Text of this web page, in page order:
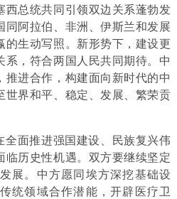
西总统共同引领双边关系蓬勃发
同阿拉伯、非洲、伊斯兰和发展
的生动写照。新形势下，建设更
系，符合两国人民共同期待。中
推进合作，构建面向新时代的中
世界和平、稳定、发展、繁荣贡
全面推进强国建设、民族复兴伟
临历史性机遇。双方要继续坚定
展。中方愿同埃方深挖基础设
统领域合作潜能，开辟医疗卫